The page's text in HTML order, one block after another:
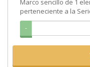
Marco sencillo de 1
perteneciente a la
-